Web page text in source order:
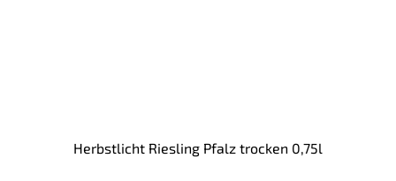
Herbstlicht Riesling Pfalz trocken 0,75l